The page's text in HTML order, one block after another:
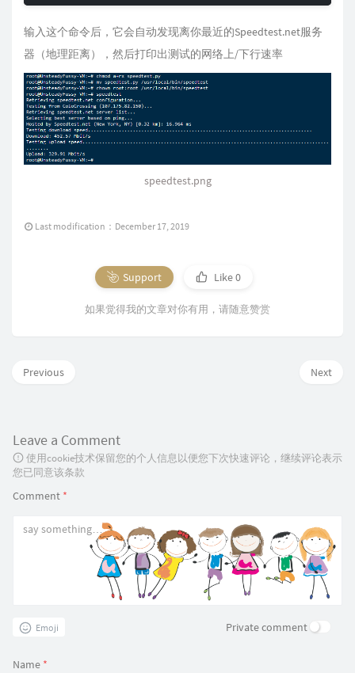
输入这个命令后，它会自动发现离你最近的Speedtest.net服务
器（地理距离），然后打印出测试的网络上/下行速率
speedtest.png
Last modification：December 17, 2019
Support Like0
如果觉得我的文章对你有用，请随意赞赏
Next
Previous
Leave a Comment
使用cookie技术保留您的个人信息以便您下次快速评论，继续评论表示
您已同意该条款
Comment *
Emoji Private comment
Name *